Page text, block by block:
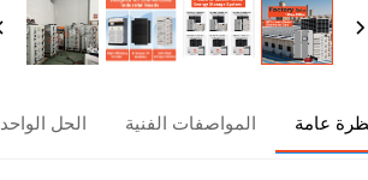
عامة المواصفات الفنية الحل الواحد